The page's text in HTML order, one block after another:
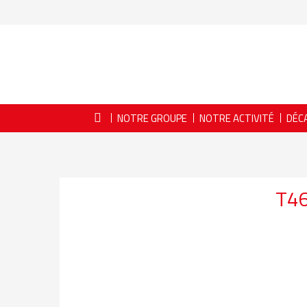
NOTRE GROUPE NOTRE ACTIVITÉ